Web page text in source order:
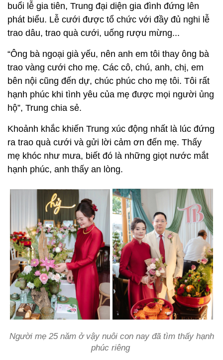
buổi lễ gia tiên, Trung đại diện gia đình đứng lên
phát biểu. Lễ cưới được tổ chức với đầy đủ nghi lễ
trao dâu, trao quà cưới, uống rượu mừng...
“Ông bà ngoại già yếu, nên anh em tôi thay ông bà
trao vàng cưới cho mẹ. Các cô, chú, anh, chị, em
bên nội cũng đến dự, chúc phúc cho mẹ tôi. Tôi rất
hạnh phúc khi tình yêu của mẹ được mọi người ủng
hộ”, Trung chia sẻ.
Khoảnh khắc khiến Trung xúc động nhất là lúc đứng
ra trao quà cưới và gửi lời cảm ơn đến mẹ. Thấy
mẹ khóc như mưa, biết đó là những giọt nước mắt
hạnh phúc, anh thấy an lòng.
Người mẹ 25 năm ở vậy nuôi con nay đã tìm thấy hạnh
phúc riêng